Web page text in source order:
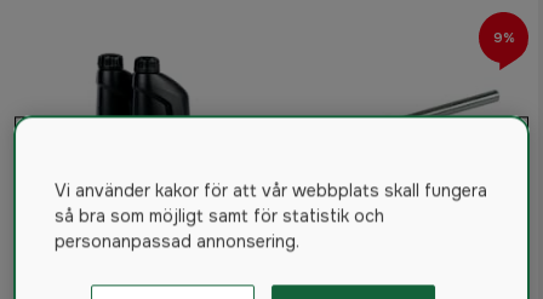
9%
Vi använder kakor för att vår webbplats skall fungera
så bra som möjligt samt för statistik och
personanpassad annonsering.